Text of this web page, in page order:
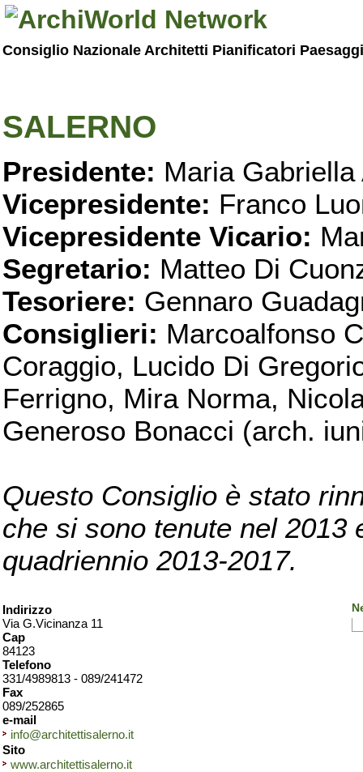
Consiglio Nazionale Architetti Pianificatori
SALERNO
Presidente: Maria Gabriella
Vicepresidente: Franco
Vicepresidente Vicario:
Segretario: Matteo Di
Tesoriere: Gennaro
Consiglieri: Marcoalfonso
Coraggio, Lucido Di
Ferrigno, Mira Norma,
Generoso Bonacci (arch.
Questo Consiglio è stato
che si sono tenute nel 2013
quadriennio 2013-2017.
Indirizzo
Via G.Vicinanza 11
Cap
84123
Telefono
331/4989813 - 089/241472
Fax
089/252865
e-mail
info@architettisalerno.it
Sito
www.architettisalerno.it